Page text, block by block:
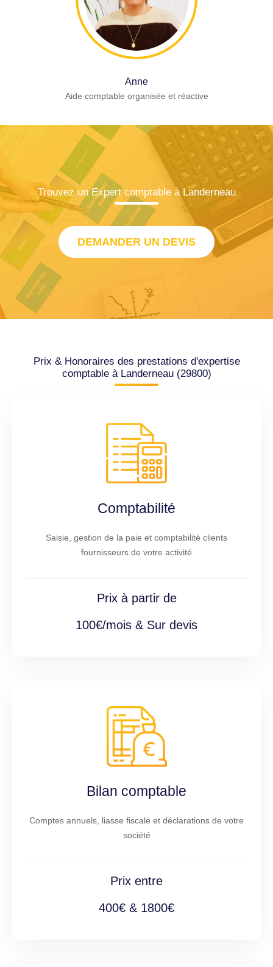
Anne
Aide comptable organisée et réactive
Trouvez un Expert comptable à Landerneau
DEMANDER UN DEVIS
Prix & Honoraires des prestations d'expertise
comptable à Landerneau (29800)
Comptabilité
Saisie, gestion de la paie et comptabilité clients
fournisseurs de votre activité
Prix à partir de
100€/mois & Sur devis
Bilan comptable
Comptes annuels, liasse fiscale et déclarations de votre
société
Prix entre
400€ & 1800€